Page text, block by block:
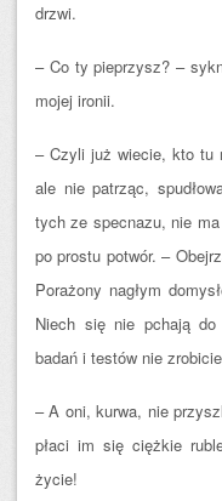
drzwi.
– Co ty pieprzysz? –
mojej ironii.
– Czyli już wiecie, kto tu
ale nie patrząc,
tych ze specnazu, nie
po prostu potwór. –
Porażony nagłym
Niech się nie pchają
badań i testów nie
– A oni, kurwa, nie
płaci im się ciężkie
życie!